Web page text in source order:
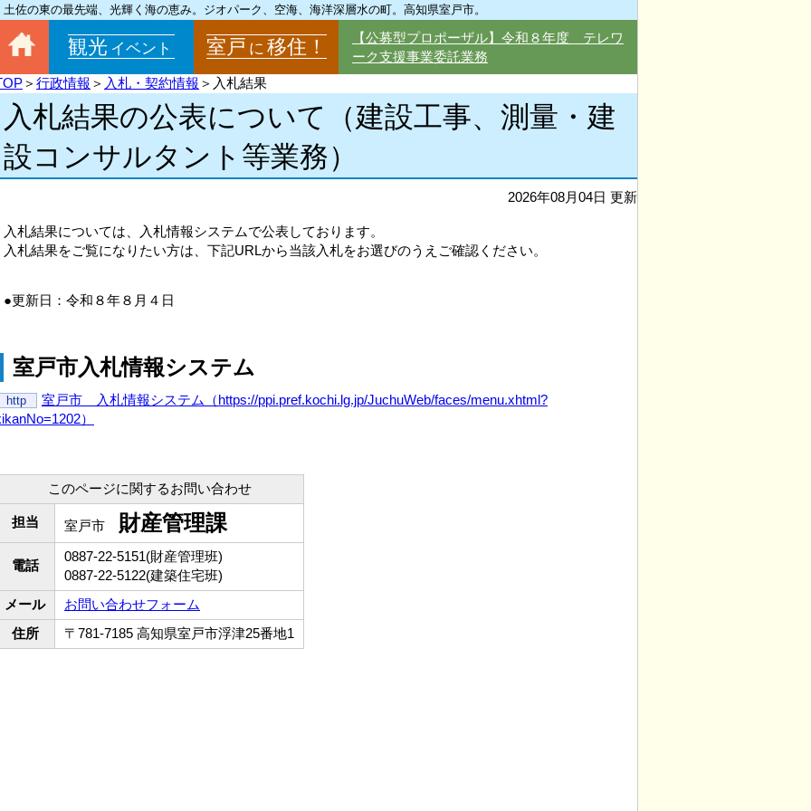
土佐の東の最先端、光輝く海の恵み。ジオパーク、空海、海洋深層水の町。高知県室戸市。
観光 イベント 室戸 に 移住！
【公募型プロポーザル】令和８年度 テレワ
ーク支援事業委託業務
＞ 行政情報 ＞ 入札・契約情報 ＞入札結果
入札結果の公表について（建設工事、測量・建
設コンサルタント等業務）
2026年08月04日 更新
入札結果については、入札情報システムで公表しております。
入札結果をご覧になりたい方は、下記URLから当該入札をお選びのうえご確認ください。
●更新日：令和８年８月４日
室戸市入札情報システム
http
室戸市 入札情報システム（https://ppi.pref.kochi.lg.jp/JuchuWeb/faces/menu.xhtml?
）
このページに関するお問い合わせ
担当 室戸市 財産管理課
電話
0887-22-5151(財産管理班)
0887-22-5122(建築住宅班)
メール
お問い合わせフォーム
住所
〒781-7185 高知県室戸市浮津25番地1